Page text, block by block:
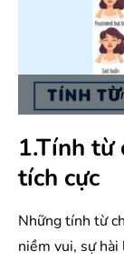
1.Tính từ
tích cực
Những tính từ
niềm vui, sự